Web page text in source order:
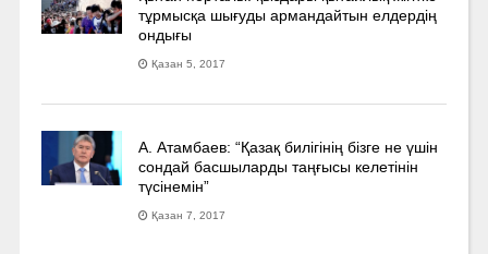
тұрмысқа шығуды армандайтын елдердің
ондығы
Қазан 5, 2017
А. Атамбаев: “Қазақ билігінің бізге не үшін
сондай басшыларды таңғысы келетінін
түсінемін”
Қазан 7, 2017